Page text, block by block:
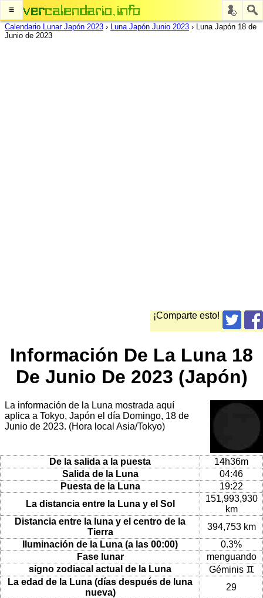
≡
Calendario Lunar Japón 2023 › Luna Japón Junio 2023 › Luna Japón 18 de
Junio de 2023
¡Comparte esto!
Información De La Luna 18
De Junio De 2023 (Japón)
La información de la Luna mostrada aquí
aplica a Tokyo, Japón el día Domingo, 18 de
Junio de 2023. (Hora local Asia/Tokyo)
De la salida a la puesta
14h36m
Salida de la Luna
04:46
Puesta de la Luna
19:22
La distancia entre la Luna y el Sol
151,993,930
km
Distancia entre la luna y el centro de la
Tierra
394,753 km
Iluminación de la Luna (a las 00:00)
0.3%
Fase lunar
menguando
signo zodiacal actual de la Luna
Géminis ♊
La edad de la Luna (días después de luna
nueva)
29